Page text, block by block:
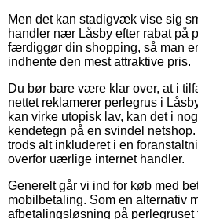
Men det kan stadigvæk vise sig
handler nær Låsby efter rabat på
færdiggør din shopping, så man
indhente den mest attraktive pris.
Du bør bare være klar over, at i
nettet reklamerer perlegrus i
kan virke utopisk lav, kan det i
kendetegn på en svindel
trods alt inkluderet i en
overfor uærlige internet handler.
Generelt går vi ind for køb med
mobilbetaling. Som en alternativ
afbetalingsløsning på perlegruset